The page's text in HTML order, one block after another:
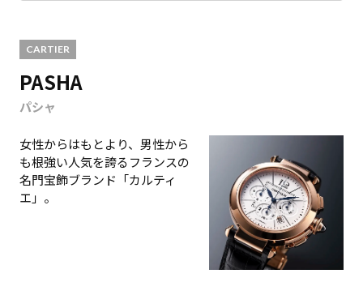
CARTIER
PASHA
パシャ
女性からはもとより、男性から
も根強い人気を誇るフランスの
名門宝飾ブランド「カルティ
エ」。